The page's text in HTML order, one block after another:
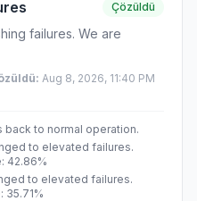
Çözüldü
failures. We are
: Aug 8, 2026, 11:40 PM
back to normal operation.
to elevated failures.
42.86%
to elevated failures.
35.71%